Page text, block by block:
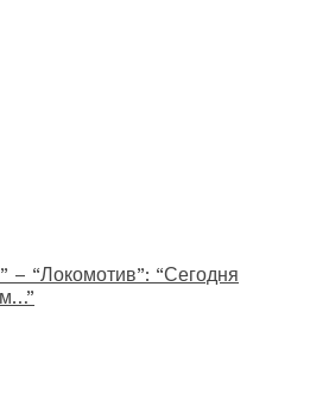
– “Локомотив”: “Сегодня